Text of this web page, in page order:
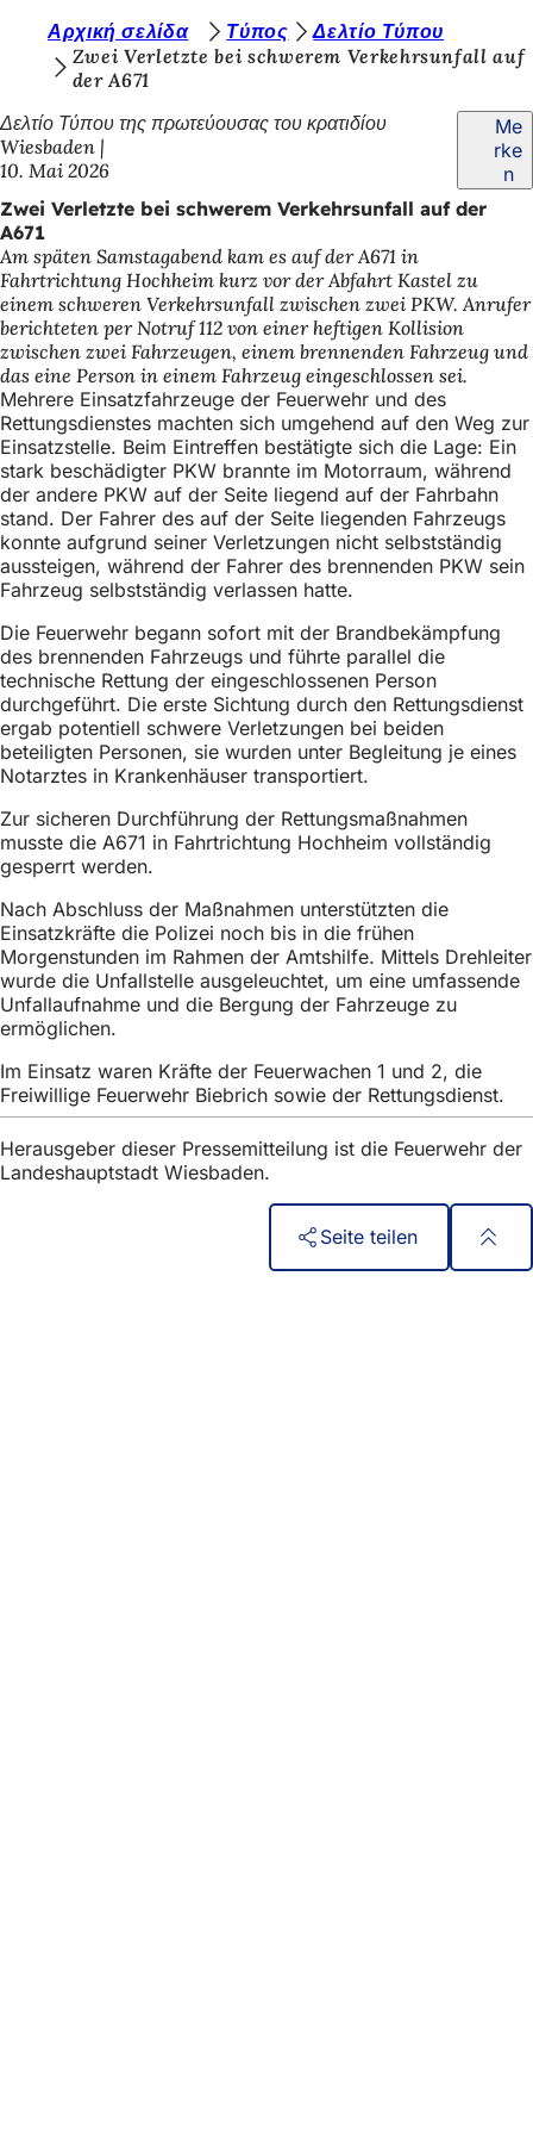
Inhalt anspringen
e
b
e
f
i
n
d
e
n
s
i
c
h
h
i
e
r
:
Αρχική σελίδα Τύπος
Δελτίο Τύπου
Zwei Verletzte bei schwerem Verkehrsunfall auf
der A671
Δελτίο Τύπου της πρωτεύουσας του κρατιδίου
Wiesbaden
10. Mai 2026
Me
rke
n
Zwei Verletzte bei schwerem Verkehrsunfall auf der
A671
Am späten Samstagabend kam es auf der A671 in
Fahrtrichtung Hochheim kurz vor der Abfahrt Kastel zu
einem schweren Verkehrsunfall zwischen zwei PKW. Anrufer
berichteten per Notruf 112 von einer heftigen Kollision
zwischen zwei Fahrzeugen, einem brennenden Fahrzeug und
das eine Person in einem Fahrzeug eingeschlossen sei.
Mehrere Einsatzfahrzeuge der Feuerwehr und des
Rettungsdienstes machten sich umgehend auf den Weg zur
Einsatzstelle. Beim Eintreffen bestätigte sich die Lage: Ein
stark beschädigter PKW brannte im Motorraum, während
der andere PKW auf der Seite liegend auf der Fahrbahn
stand. Der Fahrer des auf der Seite liegenden Fahrzeugs
konnte aufgrund seiner Verletzungen nicht selbstständig
aussteigen, während der Fahrer des brennenden PKW sein
Fahrzeug selbstständig verlassen hatte.
Die Feuerwehr begann sofort mit der Brandbekämpfung
des brennenden Fahrzeugs und führte parallel die
technische Rettung der eingeschlossenen Person
durchgeführt. Die erste Sichtung durch den Rettungsdienst
ergab potentiell schwere Verletzungen bei beiden
beteiligten Personen, sie wurden unter Begleitung je eines
Notarztes in Krankenhäuser transportiert.
Zur sicheren Durchführung der Rettungsmaßnahmen
musste die A671 in Fahrtrichtung Hochheim vollständig
gesperrt werden.
Nach Abschluss der Maßnahmen unterstützten die
Einsatzkräfte die Polizei noch bis in die frühen
Morgenstunden im Rahmen der Amtshilfe. Mittels Drehleiter
wurde die Unfallstelle ausgeleuchtet, um eine umfassende
Unfallaufnahme und die Bergung der Fahrzeuge zu
ermöglichen.
Im Einsatz waren Kräfte der Feuerwachen 1 und 2, die
Freiwillige Feuerwehr Biebrich sowie der Rettungsdienst.
Herausgeber dieser Pressemitteilung ist die Feuerwehr der
Landeshauptstadt Wiesbaden.
Seite teilen